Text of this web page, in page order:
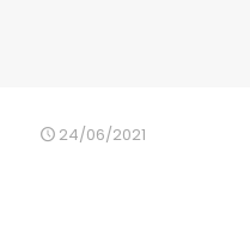
24/06/2021